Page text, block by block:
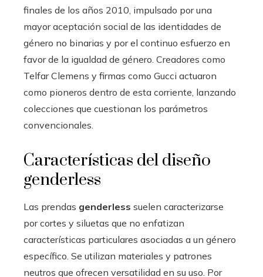
finales de los años 2010, impulsado por una
mayor aceptación social de las identidades de
género no binarias y por el continuo esfuerzo en
favor de la igualdad de género. Creadores como
Telfar Clemens y firmas como Gucci actuaron
como pioneros dentro de esta corriente, lanzando
colecciones que cuestionan los parámetros
convencionales.
Características del diseño
genderless
Las prendas genderless suelen caracterizarse
por cortes y siluetas que no enfatizan
características particulares asociadas a un género
específico. Se utilizan materiales y patrones
neutros que ofrecen versatilidad en su uso. Por